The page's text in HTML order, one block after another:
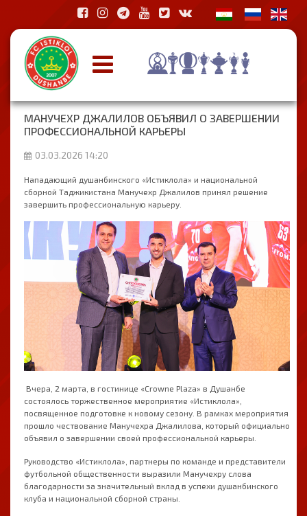
МАНУЧЕХР ДЖАЛИЛОВ ОБЪЯВИЛ О ЗАВЕРШЕНИИ
ПРОФЕССИОНАЛЬНОЙ КАРЬЕРЫ
03.03.2026 14:20
Нападающий душанбинского «Истиклола» и национальной
сборной Таджикистана Манучехр Джалилов принял решение
завершить профессиональную карьеру.
Вчера, 2 марта, в гостинице «Crowne Plaza» в Душанбе
состоялось торжественное мероприятие «Истиклола»,
посвященное подготовке к новому сезону. В рамках мероприятия
прошло чествование Манучехра Джалилова, который официально
объявил о завершении своей профессиональной карьеры.
Руководство «Истиклола», партнеры по команде и представители
футбольной общественности выразили Манучехру слова
благодарности за значительный вклад в успехи душанбинского
клуба и национальной сборной страны.